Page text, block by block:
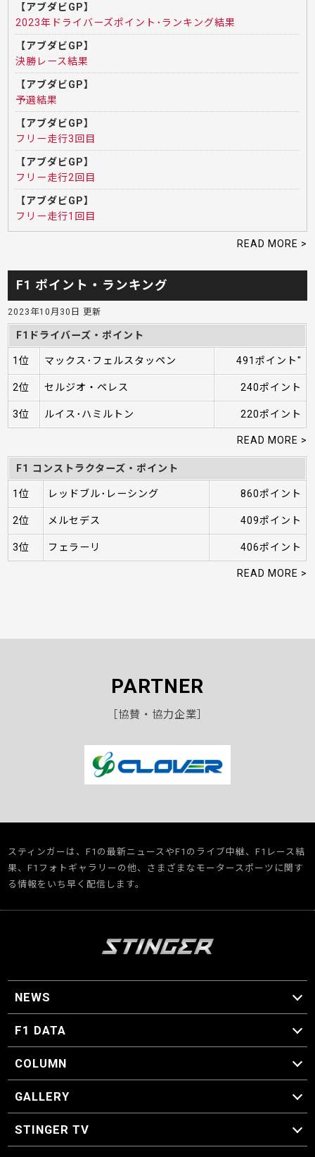
【アブダビGP】
2023年ドライバーズポイント･ランキング結果
【アブダビGP】
決勝レース結果
【アブダビGP】
予選結果
【アブダビGP】
フリー走行3回目
【アブダビGP】
フリー走行2回目
【アブダビGP】
フリー走行1回目
READ MORE >
F1 ポイント・ランキング
2023年10月30日 更新
F1ドライバーズ・ポイント
1位 マックス･フェルスタッペン 491ポイント"
2位 セルジオ・ペレス 240ポイント
3位 ルイス･ハミルトン 220ポイント
READ MORE >
F1 コンストラクターズ・ポイント
1位 レッドブル･レーシング 860ポイント
2位 メルセデス 409ポイント
3位 フェラーリ 406ポイント
READ MORE >
PARTNER
［協賛・協力企業］
スティンガーは、F1の最新ニュースやF1のライブ中継、F1レース結
果、F1フォトギャラリーの他、さまざまなモータースポーツに関す
る情報をいち早く配信します。
NEWS
F1 ニュース
F1 DATA
F1 日程
F1 データ
COLUMN
マイ・ワンダフル・サーキット
スクーデリア・一方通行
F1に燃え、ゴルフに泣く日々。
スティングくんの部屋
GALLERY
GALLERY
STINGER TV